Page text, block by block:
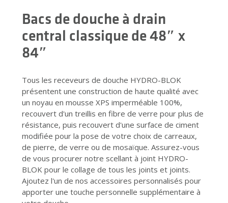
Bacs de douche à drain
central classique de 48″ x
84″
Tous les receveurs de douche HYDRO-BLOK
présentent une construction de haute qualité avec
un noyau en mousse XPS imperméable 100%,
recouvert d'un treillis en fibre de verre pour plus de
résistance, puis recouvert d'une surface de ciment
modifiée pour la pose de votre choix de carreaux,
de pierre, de verre ou de mosaïque. Assurez-vous
de vous procurer notre scellant à joint HYDRO-
BLOK pour le collage de tous les joints et joints.
Ajoutez l'un de nos accessoires personnalisés pour
apporter une touche personnelle supplémentaire à